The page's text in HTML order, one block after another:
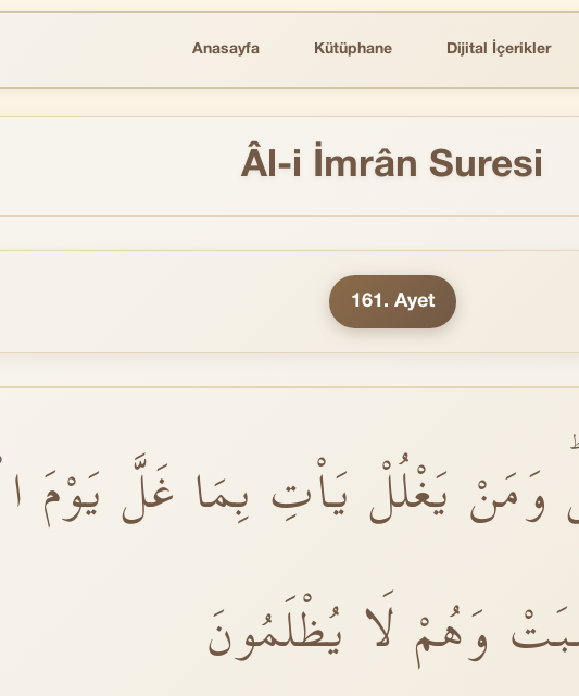
Anasayfa Kütüphane Dijital İçerikler
Âl-i İmrân Suresi
161. Ayet
يَغْلُلْ يَاْتِ بِمَا غَلَّ يَوْمَ
وَهُمْ لَا يُظْلَمُونَ